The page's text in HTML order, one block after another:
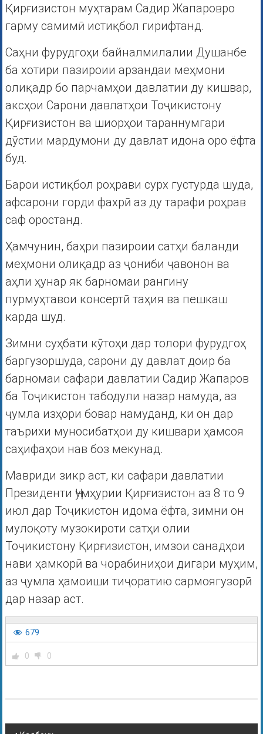
Қирғизистон муҳтарам Садир Жапаровро
гарму самимӣ истиқбол гирифтанд.
Саҳни фурудгоҳи байналмилалии Душанбе
ба хотири пазироии арзандаи меҳмони
олиқадр бо парчамҳои давлатии ду кишвар,
аксҳои Сарони давлатҳои Тоҷикистону
Қирғизистон ва шиорҳои тараннумгари
дӯстии мардумони ду давлат идона оро ёфта
буд.
Барои истиқбол роҳрави сурх густурда шуда,
афсарони горди фахрӣ аз ду тарафи роҳрав
саф оростанд.
Ҳамчунин, баҳри пазироии сатҳи баланди
меҳмони олиқадр аз ҷониби ҷавонон ва
аҳли ҳунар як барномаи рангину
пурмуҳтавои консертӣ таҳия ва пешкаш
карда шуд.
Зимни суҳбати кӯтоҳи дар толори фурудгоҳ
баргузоршуда, сарони ду давлат доир ба
барномаи сафари давлатии Садир Жапаров
ба Тоҷикистон табодули назар намуда, аз
ҷумла изҳори бовар намуданд, ки он дар
таърихи муносибатҳои ду кишвари ҳамсоя
саҳифаҳои нав боз мекунад.
Мавриди зикр аст, ки сафари давлатии
Президенти Ҷумҳурии Қирғизистон аз 8 то 9
июл дар Тоҷикистон идома ёфта, зимни он
мулоқоту музокироти сатҳи олии
Тоҷикистону Қирғизистон, имзои санадҳои
нави ҳамкорӣ ва чорабиниҳои дигари муҳим,
аз ҷумла ҳамоиши тиҷоратию сармоягузорӣ
дар назар аст.
679
0 0